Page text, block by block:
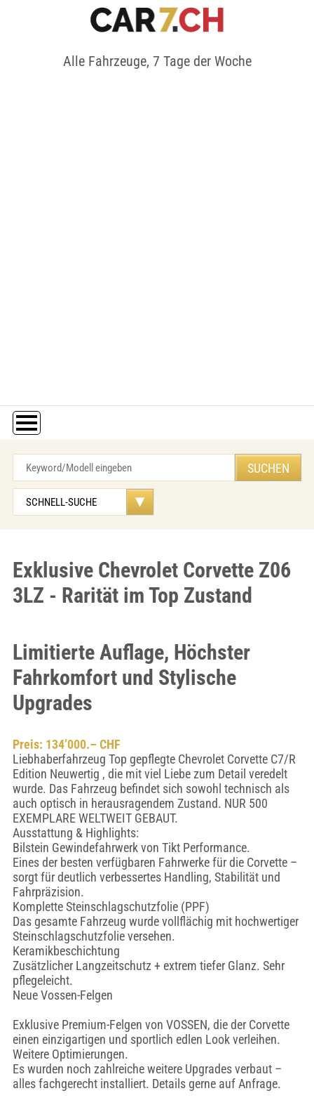
Alle Fahrzeuge, 7 Tage der Woche
Exklusive Chevrolet Corvette Z06
3LZ - Rarität im Top Zustand
Limitierte Auflage, Höchster
Fahrkomfort und Stylische
Upgrades
Preis: 134’000.– CHF
Liebhaberfahrzeug Top gepflegte Chevrolet Corvette C7/R
Edition Neuwertig , die mit viel Liebe zum Detail veredelt
wurde. Das Fahrzeug befindet sich sowohl technisch als
auch optisch in herausragendem Zustand. NUR 500
EXEMPLARE WELTWEIT GEBAUT.
Ausstattung & Highlights:
Bilstein Gewindefahrwerk von Tikt Performance.
Eines der besten verfügbaren Fahrwerke für die Corvette –
sorgt für deutlich verbessertes Handling, Stabilität und
Fahrpräzision.
Komplette Steinschlagschutzfolie (PPF)
Das gesamte Fahrzeug wurde vollflächig mit hochwertiger
Steinschlagschutzfolie versehen.
Keramikbeschichtung
Zusätzlicher Langzeitschutz + extrem tiefer Glanz. Sehr
pflegeleicht.
Neue Vossen-Felgen
Exklusive Premium-Felgen von VOSSEN, die der Corvette
einen einzigartigen und sportlich edlen Look verleihen.
Weitere Optimierungen.
Es wurden noch zahlreiche weitere Upgrades verbaut –
alles fachgerecht installiert. Details gerne auf Anfrage.